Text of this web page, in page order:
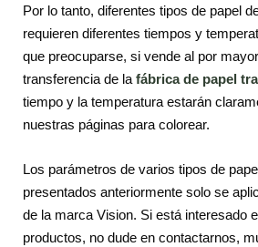
Por lo tanto, diferentes tipos de papel
requieren diferentes tiempos y
que preocuparse, si vende al por
transferencia de la fábrica de papel
tiempo y la temperatura estarán
nuestras páginas para colorear.
Los parámetros de varios tipos de
presentados anteriormente solo se
de la marca Vision. Si está interesado
productos, no dude en contactarnos,